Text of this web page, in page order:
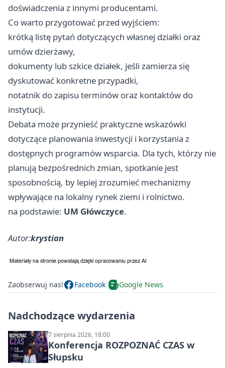
doświadczenia z innymi producentami.
Co warto przygotować przed wyjściem:
krótką listę pytań dotyczących własnej działki oraz
umów dzierżawy,
dokumenty lub szkice działek, jeśli zamierza się
dyskutować konkretne przypadki,
notatnik do zapisu terminów oraz kontaktów do
instytucji.
Debata może przynieść praktyczne wskazówki
dotyczące planowania inwestycji i korzystania z
dostępnych programów wsparcia. Dla tych, którzy nie
planują bezpośrednich zmian, spotkanie jest
sposobnością, by lepiej zrozumieć mechanizmy
wpływające na lokalny rynek ziemi i rolnictwo.
na podstawie: UM Główczyce.
Autor:krystian
Zaobserwuj nas! Facebook Google News
Nadchodzące wydarzenia
7 sierpnia 2026, 18:00
Konferencja ROZPOZNAĆ CZAS w
Słupsku